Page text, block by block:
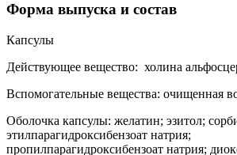
Форма выпуска и состав
Капсулы
Действующее вещество: холина
Вспомогательные вещества: очищенная
Оболочка капсулы: желатин; эзитол;
этилпарагидроксибензоат натрия;
пропилпарагидроксибензоат натрия;